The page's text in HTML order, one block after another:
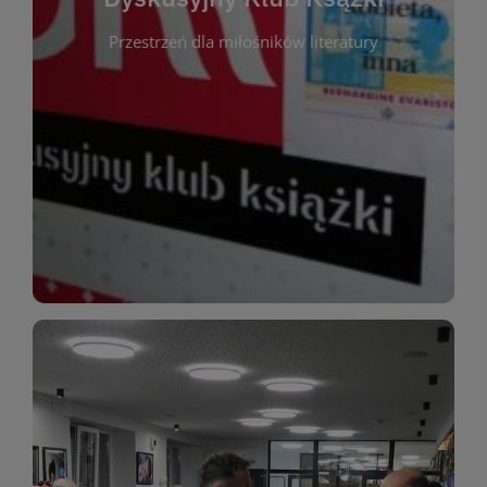
Przestrzeń dla miłośników literatury
Dyskusyjny Klub Ksążki
Dyskusyjny Klub Książki to przestrzeń dla
miłośników literatury, którzy lubią dzielić się
opiniami i emocjami po lekturze. Spotykamy się
regularnie, by rozmawiać o wybranych tytułach z
różnych gatunków literackich. Każde spotkanie to
okazja do inspirującej dyskusji, wymiany
miłośników estetycznych doznań!
WIĘCEJ